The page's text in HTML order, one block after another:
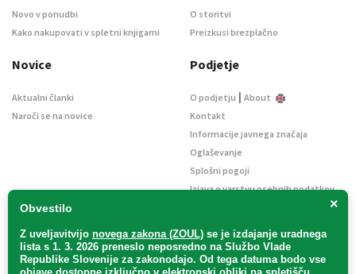
×
Obvestilo
Z uveljavitvijo novega zakona (ZOUL) se je izdajanje uradnega
lista s 1. 3. 2026 preneslo neposredno na Službo Vlade
Republike Slovenije za zakonodajo. Od tega datuma bodo vse
Novo v ponudbi
Kako nakupovati v spletni knjigarni
O storitvi
Preizkusi brezplačno
Novice
Aktualni članki
Naroči se na novice
Podjetje
O podjetju | About
Kontakt
Informacije javnega značaja
Oglaševanje
Splošni pogoji
Izjava o varstvu osebnih podatkov